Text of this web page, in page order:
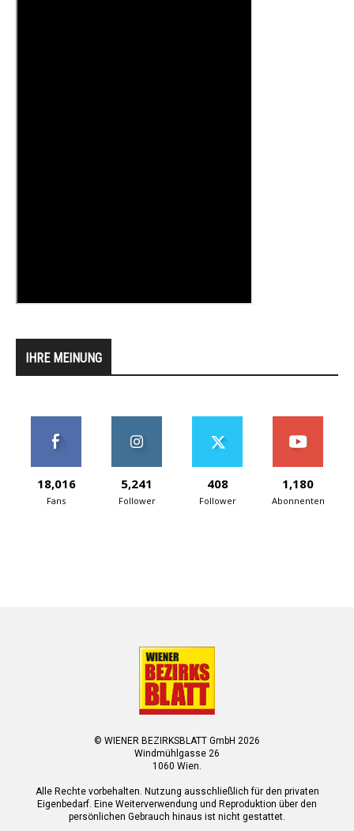
IHRE MEINUNG
18,016
Fans
5,241
Follower
408
Follower
1,180
Abonnenten
© WIENER BEZIRKSBLATT GmbH 2026
Windmühlgasse 26
1060 Wien.
Alle Rechte vorbehalten. Nutzung ausschließlich für den privaten
Eigenbedarf. Eine Weiterverwendung und Reproduktion über den
persönlichen Gebrauch hinaus ist nicht gestattet.